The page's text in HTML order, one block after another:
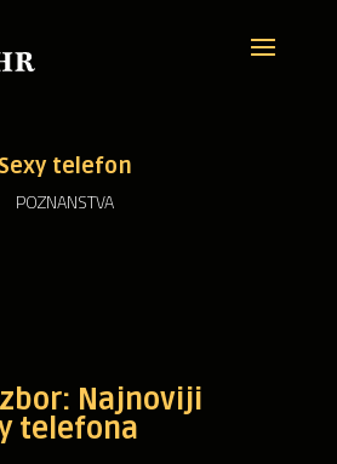
telefon
POZNANSTVA
Najnoviji
telefona